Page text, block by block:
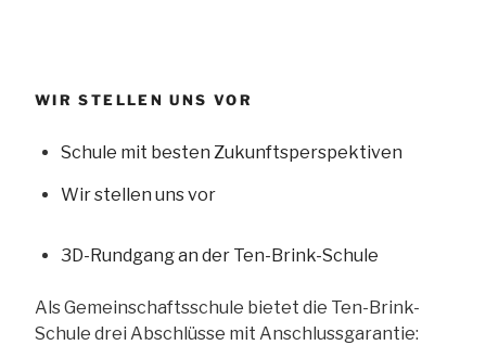
WIR STELLEN UNS VOR
Schule mit besten Zukunftsperspektiven
Wir stellen uns vor
3D-Rundgang an der Ten-Brink-Schule
Als Gemeinschaftsschule bietet die Ten-Brink-
Schule drei Abschlüsse mit Anschlussgarantie: